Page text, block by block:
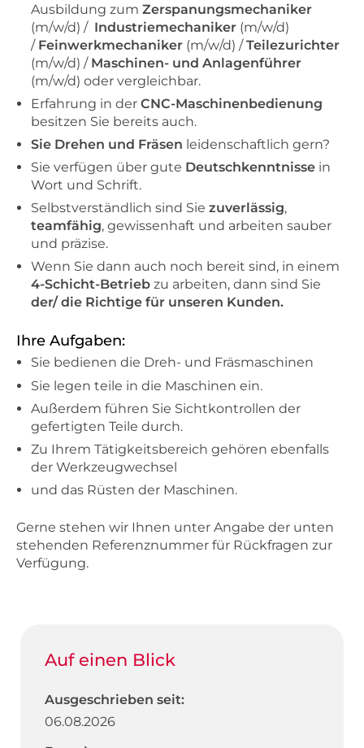
Ausbildung zum Zerspanungsmechaniker
(m/w/d) / Industriemechaniker (m/w/d)
/ Feinwerkmechaniker (m/w/d) /Teilezurichter
(m/w/d) / Maschinen- und Anlagenführer
(m/w/d) oder vergleichbar.
Erfahrung in der CNC-Maschinenbedienung
besitzen Sie bereits auch.
Sie Drehen und Fräsen leidenschaftlich gern?
Sie verfügen über gute Deutschkenntnisse in
Wort und Schrift.
Selbstverständlich sind Sie zuverlässig,
teamfähig, gewissenhaft und arbeiten sauber
und präzise.
Wenn Sie dann auch noch bereit sind, in einem
4-Schicht-Betrieb zu arbeiten, dann sind Sie
der/ die Richtige für unseren Kunden.
Ihre Aufgaben:
Sie bedienen die Dreh- und Fräsmaschinen
Sie legen teile in die Maschinen ein.
Außerdem führen Sie Sichtkontrollen der
gefertigten Teile durch.
Zu Ihrem Tätigkeitsbereich gehören ebenfalls
der Werkzeugwechsel
und das Rüsten der Maschinen.
Gerne stehen wir Ihnen unter Angabe der unten
stehenden Referenznummer für Rückfragen zur
Verfügung.
Auf einen Blick
Ausgeschrieben seit:
06.08.2026